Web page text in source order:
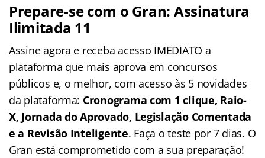
Prepare-se com o Gran: Assinatura
Ilimitada 11
Assine agora e receba acesso IMEDIATO a
plataforma que mais aprova em concursos
públicos e, o melhor, com acesso às 5 novidades
da plataforma: Cronograma com 1 clique, Raio-
X, Jornada do Aprovado, Legislação Comentada
e a Revisão Inteligente. Faça o teste por 7 dias. O
Gran está comprometido com a sua preparação!